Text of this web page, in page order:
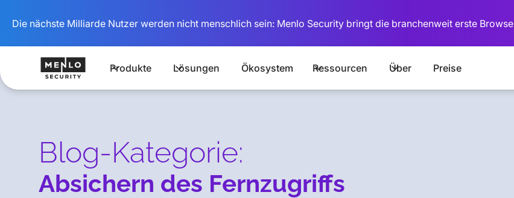
Die nächste Milliarde Nutzer werden nicht menschlich sein: Menlo Security bringt die branchenweit erste
Produkte Lösungen Ökosystem Ressourcen Über Preise
Blog-Kategorie:
Absichern des Fernzugriffs